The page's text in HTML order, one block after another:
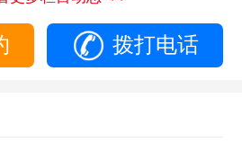
拨打电话